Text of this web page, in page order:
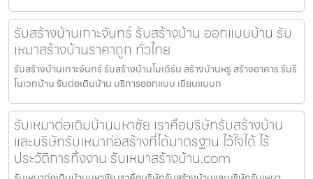
รับสร้างบ้านเกาะจันทร์ รับสร้างบ้าน ออกแบบบ้าน รับ
เหมาสร้างบ้านราคาถูก ทั่วไทย
รับสร้างบ้านเกาะจันทร์ รับสร้างบ้านโมเดิร์น สร้างบ้านหรู สร้างอาคาร รับรี
โนเวทบ้าน รับต่อเติมบ้าน บริการออกแบบ เขียนแบบก
รับเหมาต่อเติมบ้านมหาชัย เราคือบริษัทรับสร้างบ้าน
และบริษัทรับเหมาก่อสร้างที่ได้มาตรฐาน ไว้ใจได้ ไร้
ประวัติการทิ้งงาน รับเหมาสร้างบ้าน.com